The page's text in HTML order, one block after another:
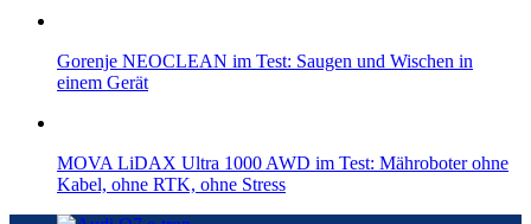
Gorenje NEOCLEAN im Test: Saugen und Wischen in
einem Gerät
MOVA LiDAX Ultra 1000 AWD im Test: Mähroboter ohne
Kabel, ohne RTK, ohne Stress